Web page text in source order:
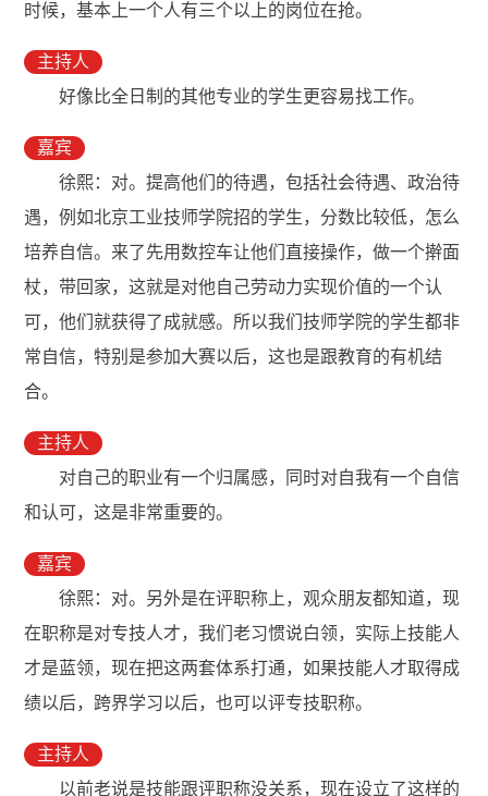
时候，基本上一个人有三个以上的岗位在抢。
主持人
好像比全日制的其他专业的学生更容易找工作。
嘉宾
徐熙：对。提高他们的待遇，包括社会待遇、政治待
遇，例如北京工业技师学院招的学生，分数比较低，怎么
培养自信。来了先用数控车让他们直接操作，做一个擀面
杖，带回家，这就是对他自己劳动力实现价值的一个认
可，他们就获得了成就感。所以我们技师学院的学生都非
常自信，特别是参加大赛以后，这也是跟教育的有机结
合。
主持人
对自己的职业有一个归属感，同时对自我有一个自信
和认可，这是非常重要的。
嘉宾
徐熙：对。另外是在评职称上，观众朋友都知道，现
在职称是对专技人才，我们老习惯说白领，实际上技能人
才是蓝领，现在把这两套体系打通，如果技能人才取得成
绩以后，跨界学习以后，也可以评专技职称。
主持人
以前老说是技能跟评职称没关系，现在设立了这样的